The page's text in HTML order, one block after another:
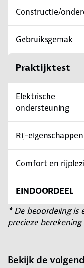
Constructie/
Gebruiksgemak
Praktijktest
Elektrische
ondersteuning
Rij-eigenschappen
Comfort en
EINDOORDEEL
* De beoordeling is
precieze
Bekijk de